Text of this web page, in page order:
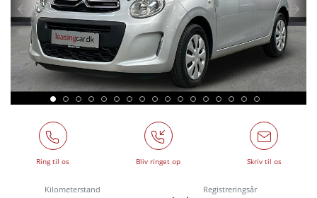
Ring til os Bliv ringet op Skriv til os
Kilometerstand Registreringsår